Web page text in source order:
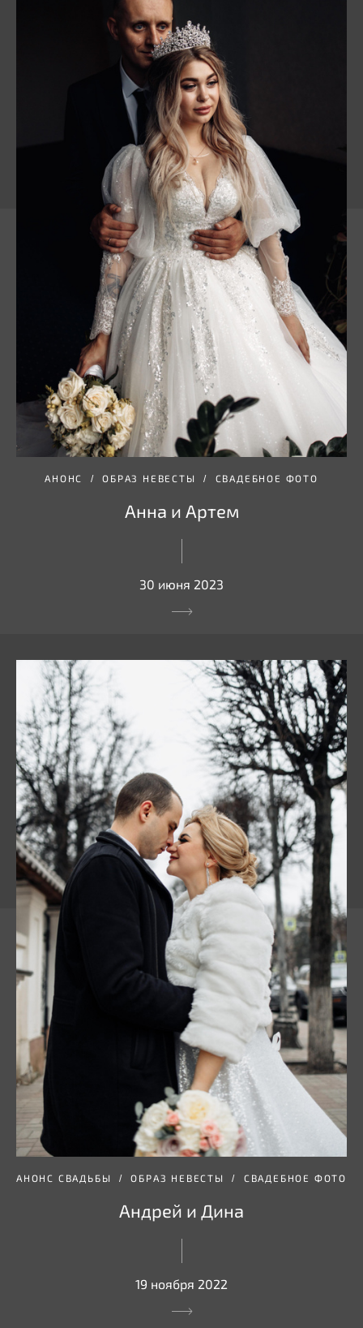
АНОНС ОБРАЗ НЕВЕСТЫ СВАДЕБНОЕ ФОТО
Анна и Артем
30 июня 2023
АНОНС СВАДЬБЫ ОБРАЗ НЕВЕСТЫ СВАДЕБНОЕ ФОТО
Андрей и Дина
19 ноября 2022